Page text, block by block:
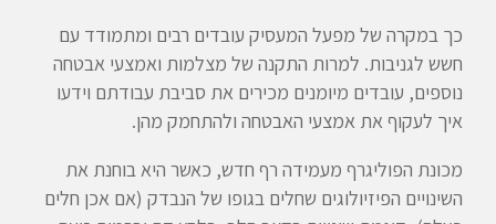
כך במקרה של מפעל המעסיק עובדים רבים ומתמודד עם
חשש לגניבות. למרות התקנה של מצלמות ואמצעי אבטחה
נוספים, עובדים מיומנים מכירים את סביבת עבודתם וידעו
איך לעקוף את אמצעי האבטחה ולהתחמק מהן.
מכונת הפוליגרף מעמידה רף חדש, כאשר היא בוחנת את
השינויים הפיזיולוגים שחלים בגופו של הנבדק (אם אכן חלים